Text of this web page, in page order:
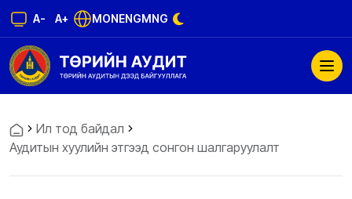
A- A+ MONENGMNG
Ил тод байдал
Аудитын хуулийн этгээд сонгон шалгаруулалт